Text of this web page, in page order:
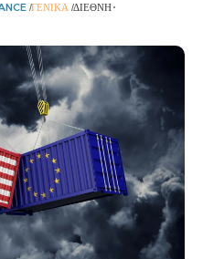
ΓΕΝΙΚΆ ΔΙΕΘΝΉ